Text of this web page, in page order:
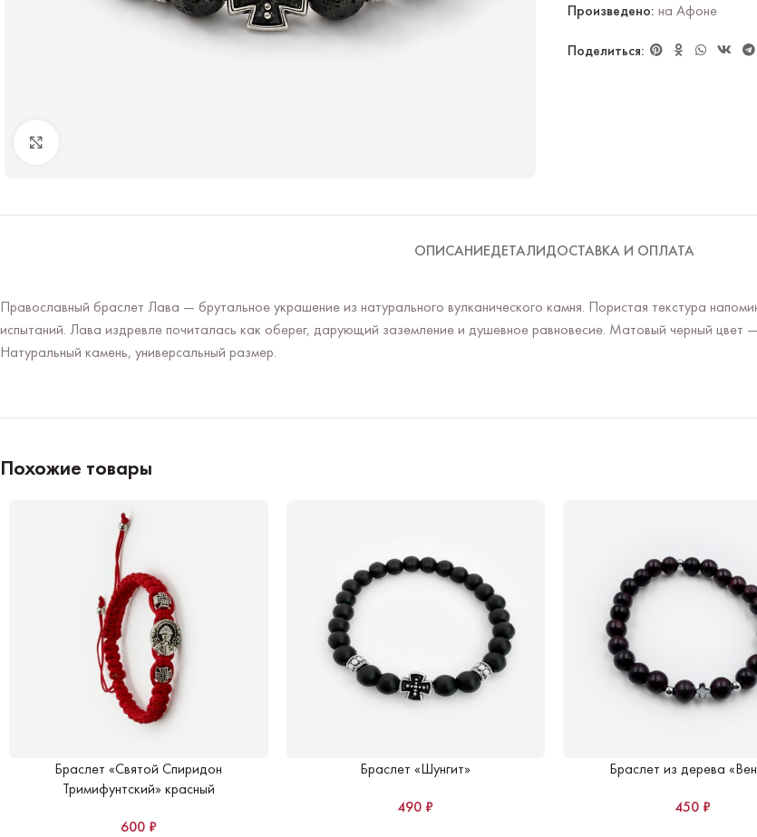
Произведено: на Афоне
Поделиться:
ОПИСАНИЕДЕТАЛИДОСТАВКА И ОПЛАТА
Православный браслет Лава — брутальное украшение из натурального вулканического камня. Пористая текстура
испытаний. Лава издревле почиталась как оберег, дарующий заземление и душевное равновесие. Матовый черный цвет
Натуральный камень, универсальный размер.
Похожие товары
Браслет «Святой Спиридон
Тримифунтский» красный
600 ₽
Браслет «Шунгит»
490 ₽
Браслет из дерева
450 ₽